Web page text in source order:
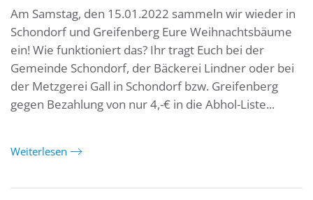
Am Samstag, den 15.01.2022 sammeln wir wieder in
Schondorf und Greifenberg Eure Weihnachtsbäume
ein! Wie funktioniert das? Ihr tragt Euch bei der
Gemeinde Schondorf, der Bäckerei Lindner oder bei
der Metzgerei Gall in Schondorf bzw. Greifenberg
gegen Bezahlung von nur 4,-€ in die Abhol-Liste...
Weiterlesen